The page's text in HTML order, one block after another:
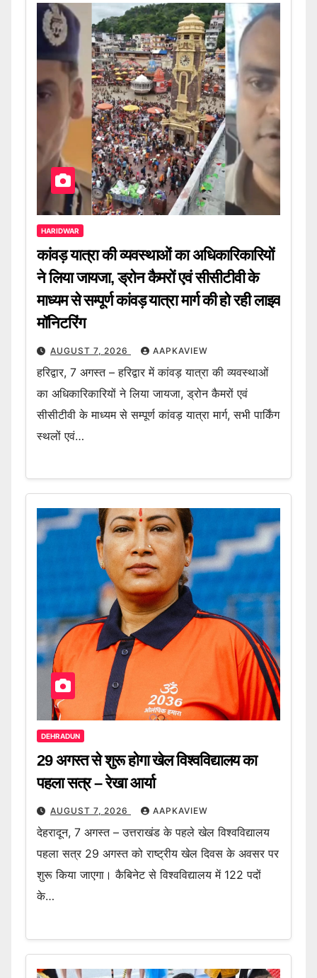
HARIDWAR
कांवड़ यात्रा की व्यवस्थाओं का अधिकारिकारियों
ने लिया जायजा, ड्रोन कैमरों एवं सीसीटीवी के
माध्यम से सम्पूर्ण कांवड़ यात्रा मार्ग की हो रही लाइव
मॉनिटरिंग
AUGUST 7, 2026 AAPKAVIEW
हरिद्वार, 7 अगस्त – हरिद्वार में कांवड़ यात्रा की व्यवस्थाओं
का अधिकारिकारियों ने लिया जायजा, ड्रोन कैमरों एवं
सीसीटीवी के माध्यम से सम्पूर्ण कांवड़ यात्रा मार्ग, सभी पार्किंग
स्थलों एवं…
DEHRADUN
29 अगस्त से शुरू होगा खेल विश्वविद्यालय का
पहला सत्र – रेखा आर्या
AUGUST 7, 2026 AAPKAVIEW
देहरादून, 7 अगस्त – उत्तराखंड के पहले खेल विश्वविद्यालय
पहला सत्र 29 अगस्त को राष्ट्रीय खेल दिवस के अवसर पर
शुरू किया जाएगा। कैबिनेट से विश्वविद्यालय में 122 पदों
के…